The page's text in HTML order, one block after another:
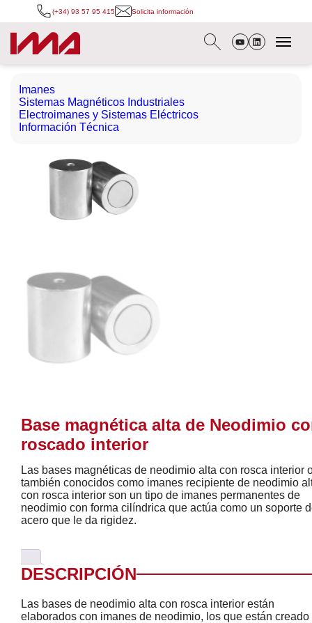
(+34) 93 57 95 415 Solicita información
Base magnética alta de Neodimio
roscado interior
Las bases magnéticas de neodimio alta con rosca interior
también conocidos como imanes recipiente de neodimio
con rosca interior son un tipo de imanes permanentes de
neodimio con forma cilíndrica que actúa como un soporte
acero que le da rigidez.
DESCRIPCIÓN
Las bases de neodimio alta con rosca interior están
elaborados con imanes de neodimio, los que están creado
Imanes
Sistemas Magnéticos Industriales
Electroimanes y Sistemas Eléctricos
Información Técnica